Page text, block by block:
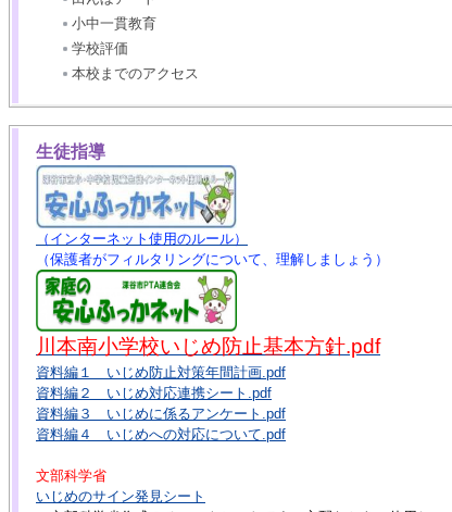
小中一貫教育
学校評価
本校までのアクセス
生徒指導
（インターネット使用のルール）
（保護者がフィルタリングについて、理解しましょう）
川本南小学校いじめ防止基本方針.pdf
資料編１ いじめ防止対策年間計画.pdf
資料編２ いじめ対応連携シート.pdf
資料編３ いじめに係るアンケート.pdf
資料編４ いじめへの対応について.pdf
文部科学省
いじめのサイン発見シート